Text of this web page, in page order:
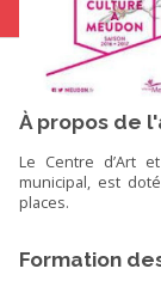
À propos de
Le Centre d’Art
municipal, est
places.
Formation